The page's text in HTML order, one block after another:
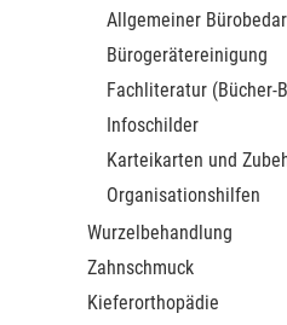
Allgemeiner
Bürogerätereinigung
Fachliteratur (Bücher-
Infoschilder
Karteikarten und
Organisationshilfen
Wurzelbehandlung
Zahnschmuck
Kieferorthopädie